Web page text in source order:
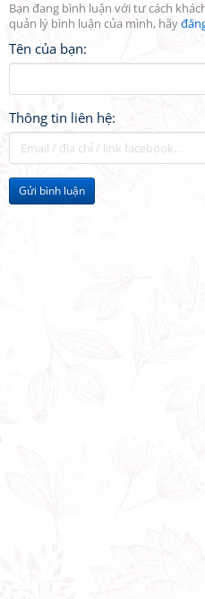
Bạn đang bình luận với tư cách
quản lý bình luận của mình, hãy
Tên của bạn:
Thông tin liên hệ:
Gửi bình luận